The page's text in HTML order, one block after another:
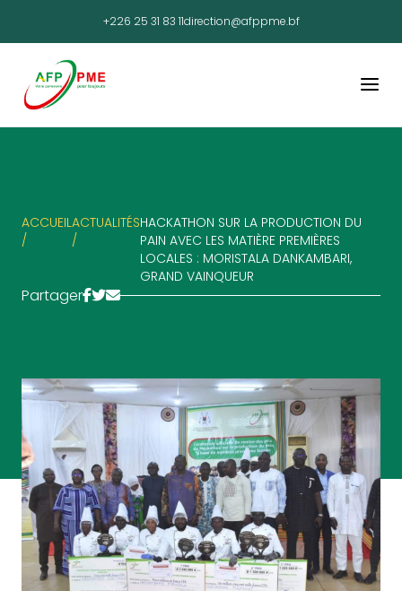
+226 25 31 83 11direction@afppme.bf
ACCUEIL
/
ACTUALITÉS
/
HACKATHON SUR LA PRODUCTION DU
PAIN AVEC LES MATIÈRE PREMIÈRES
LOCALES : MORISTALA DANKAMBARI,
GRAND VAINQUEUR
Partager